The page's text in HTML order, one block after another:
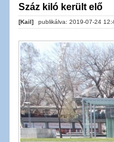
Száz kiló került elő
[Kail] publikálva: 2019-07-24